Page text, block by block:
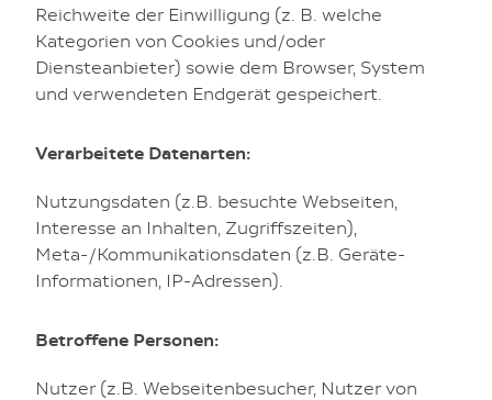
Reichweite der Einwilligung (z. B. welche
Kategorien von Cookies und/oder
Diensteanbieter) sowie dem Browser, System
und verwendeten Endgerät gespeichert.
Verarbeitete Datenarten:
Nutzungsdaten (z.B. besuchte Webseiten,
Interesse an Inhalten, Zugriffszeiten),
Meta-/Kommunikationsdaten (z.B. Geräte-
Informationen, IP-Adressen).
Betroffene Personen:
Nutzer (z.B. Webseitenbesucher, Nutzer von